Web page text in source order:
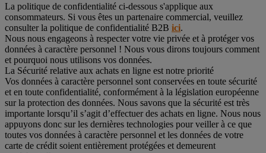
La politique de confidentialité ci-dessous s'applique aux
consommateurs. Si vous êtes un partenaire commercial, veuillez
consulter la politique de confidentialité B2B ici.
Nous nous engageons à respecter votre vie privée et à protéger vos
données à caractère personnel ! Nous vous dirons toujours comment
et pourquoi nous utilisons vos données.
La Sécurité relative aux achats en ligne est notre priorité
Vos données à caractère personnel sont conservées en toute sécurité
et en toute confidentialité, conformément à la législation européenne
sur la protection des données. Nous savons que la sécurité est très
importante lorsqu’il s’agit d’effectuer des achats en ligne. Nous nous
appuyons donc sur les dernières technologies pour veiller à ce que
toutes vos données à caractère personnel et les données de votre
carte de crédit soient entièrement protégées et demeurent